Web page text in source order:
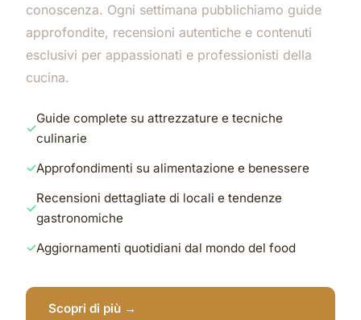
conoscenza. Ogni settimana pubblichiamo guide
approfondite, recensioni autentiche e contenuti
esclusivi per appassionati e professionisti della
cucina.
Guide complete su attrezzature e tecniche
culinarie
Approfondimenti su alimentazione e benessere
Recensioni dettagliate di locali e tendenze
gastronomiche
Aggiornamenti quotidiani dal mondo del food
Scopri di più →